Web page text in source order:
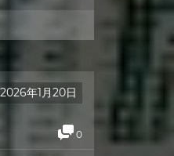
2026年1月20日
0